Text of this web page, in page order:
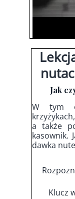
Jak
W tym
a także
kasownik.
dawka
Klucz